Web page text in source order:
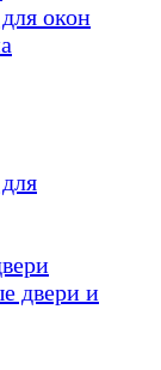
окон
двери и